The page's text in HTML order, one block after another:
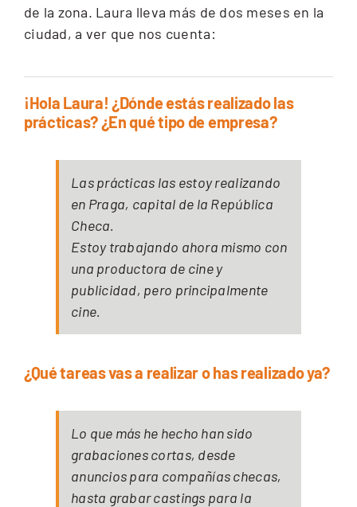
de la zona. Laura lleva más de dos meses en la
ciudad, a ver que nos cuenta:
¡Hola Laura! ¿Dónde estás realizado las
prácticas? ¿En qué tipo de empresa?
Las prácticas las estoy realizando
en Praga, capital de la República
Checa.
Estoy trabajando ahora mismo con
una productora de cine y
publicidad, pero principalmente
cine.
¿Qué tareas vas a realizar o has realizado ya?
Lo que más he hecho han sido
grabaciones cortas, desde
anuncios para compañías checas,
hasta grabar castings para la